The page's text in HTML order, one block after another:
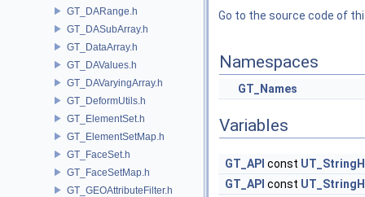
GT_DARange.h
GT_DASubArray.h
GT_DataArray.h
GT_DAValues.h
GT_DAVaryingArray.h
GT_DeformUtils.h
GT_ElementSet.h
GT_ElementSetMap.h
GT_FaceSet.h
GT_FaceSetMap.h
GT_GEOAttributeFilter.h
Go to the source code of
Namespaces
GT_Names
Variables
GT_API const
GT_API const